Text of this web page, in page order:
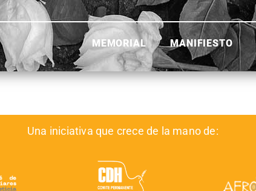
MEMORIAL MANIFIESTO
Una iniciativa que crece de la mano de: